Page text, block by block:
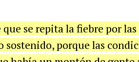
que se repita la fiebre por
sostenido, porque las